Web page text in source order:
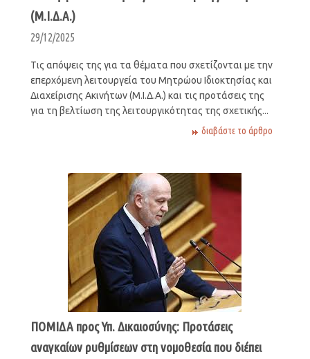
(Μ.Ι.Δ.Α.)
29/12/2025
Tις απόψεις της για τα θέματα που σχετίζονται με την
επερχόμενη λειτουργεία του Μητρώου Ιδιοκτησίας και
Διαχείρισης Ακινήτων (Μ.Ι.Δ.Α.) και τις προτάσεις της
για τη βελτίωση της λειτουργικότητας της σχετικής...
διαβάστε το άρθρο
ΠΟΜΙΔΑ προς Υπ. Δικαιοσύνης: Προτάσεις
αναγκαίων ρυθμίσεων στη νομοθεσία που διέπει